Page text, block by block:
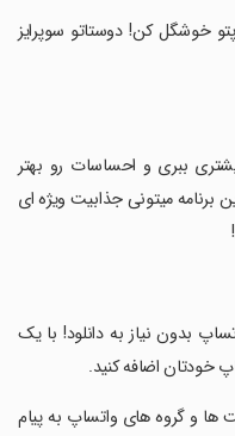
خوشگل کن! دوستاتو سوپرایز
ببری و احساسات رو بهتر
برنامه میتونی جذابیت ویژه ای
بدون نیاز به دانلود! با یک
خودتان اضافه کنید.
ها و گروه های واتساپ به پیام